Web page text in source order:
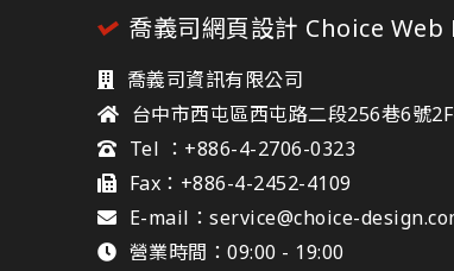
喬義司網頁設計 Choice Web
喬義司資訊有限公司
台中市西屯區西屯路二段256巷6號
Tel ：+886-4-2706-0323
Fax：+886-4-2452-4109
E-mail：service@choice-
營業時間：09:00 - 19:00